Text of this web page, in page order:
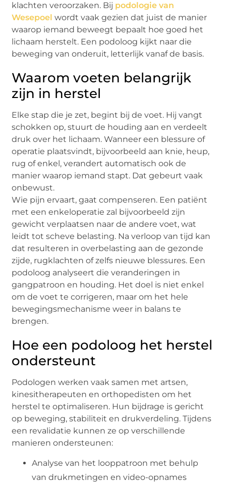
klachten veroorzaken. Bij podologie van
Wesepoel wordt vaak gezien dat juist de manier
waarop iemand beweegt bepaalt hoe goed het
lichaam herstelt. Een podoloog kijkt naar die
beweging van onderuit, letterlijk vanaf de basis.
Waarom voeten belangrijk
zijn in herstel
Elke stap die je zet, begint bij de voet. Hij vangt
schokken op, stuurt de houding aan en verdeelt
druk over het lichaam. Wanneer een blessure of
operatie plaatsvindt, bijvoorbeeld aan knie, heup,
rug of enkel, verandert automatisch ook de
manier waarop iemand stapt. Dat gebeurt vaak
onbewust.
Wie pijn ervaart, gaat compenseren. Een patiënt
met een enkeloperatie zal bijvoorbeeld zijn
gewicht verplaatsen naar de andere voet, wat
leidt tot scheve belasting. Na verloop van tijd kan
dat resulteren in overbelasting aan de gezonde
zijde, rugklachten of zelfs nieuwe blessures. Een
podoloog analyseert die veranderingen in
gangpatroon en houding. Het doel is niet enkel
om de voet te corrigeren, maar om het hele
bewegingsmechanisme weer in balans te
brengen.
Hoe een podoloog het herstel
ondersteunt
Podologen werken vaak samen met artsen,
kinesitherapeuten en orthopedisten om het
herstel te optimaliseren. Hun bijdrage is gericht
op beweging, stabiliteit en drukverdeling. Tijdens
een revalidatie kunnen ze op verschillende
manieren ondersteunen:
Analyse van het looppatroon met behulp
van drukmetingen en video-opnames